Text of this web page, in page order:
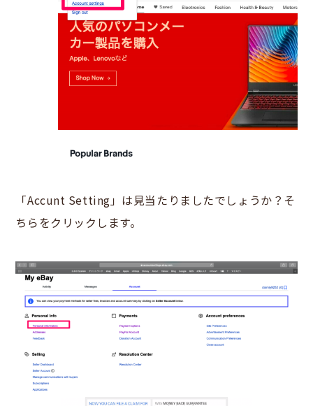
「Accunt Setting」は見当たりましたでしょうか？そ
ちらをクリックします。